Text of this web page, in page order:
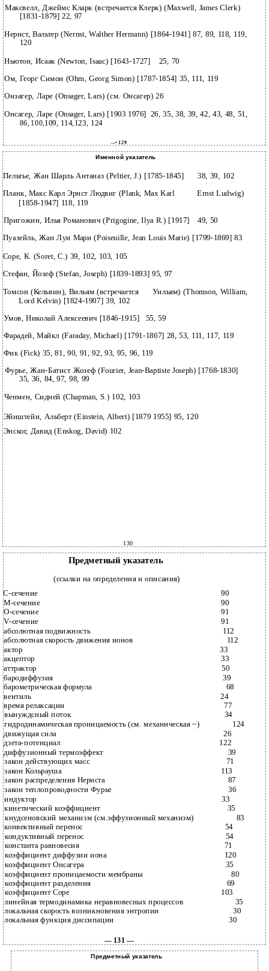
Максвелл, Джеймс Кларк (встречается Клерк) (Maxwell, James Clerk)
[1831-1879] 22, 97
Нернст, Вальтер (Nernst, Walther Hermann) [1864-1941] 87, 89, 118, 119,
120
Ньютон, Исаак (Newton, Isaac) [1643-1727] 25, 70
Ом, Георг Симон (Ohm, Georg Simon) [1787-1854] 35, 111, 119
Онзагер, Ларе (Onsager, Lars) (см. Онсагер) 26
Онсагер, Ларе (Onsager, Lars) [1903 1976] 26, 35, 38, 39, 42, 43, 48, 51,
86, 100,109, 114,123, 124
—• 129
Именной указатель
Пельтье, Жан Шарль Антаназ (Peltier, J.) [1785-1845] 38, 39, 102
Планк, Макс Карл Эрнст Людвиг (Plank, Max Karl
Ernst Ludwig)
[1858-1947] 118, 119
Пригожин, Илья Романович (Prigogine, Ilya R.) [1917] 49, 50
Пуазейль, Жан Луи Мари (Poiseuille, Jean Louis Marie) [1799-1869] 83
Cope, К. (Soret, С.) 39, 102, 103, 105
Стефан, Йозеф (Stefan, Joseph) [1839-1893] 95, 97
Томсон (Кельвин), Вильям (встречается
Уильям) (Thomson, William,
Lord Kelvin) [1824-1907] 39, 102
Умов, Николай Алексеевич [1846-1915] 55, 59
Фарадей, Майкл (Faraday, Michael) [1791-1867] 28, 53, 111, 117, 119
Фик (Fick) 35, 81, 90, 91, 92, 93, 95, 96, 119
Фурье, Жан-Батист Жозеф (Fourier, Jean-Baptiste Joseph) [1768-1830]
35, 36, 84, 97, 98, 99
Ченмен, Сидней (Chapman, S.) 102, 103
Эйнштейн, Альберт (Einstein, Albert) [1879 1955] 95, 120
Энског, Давид (Enskog, David) 102
130
Предметный указатель
(ссылки на определения и описания)
С-сечение
90
М-сечение
90
О-сечение
91
V-сечение
91
абсолютная подвижность
112
абсолютная скорость движения ионов
112
актор
33
акцептор
33
аттрактор
50
бародиффузия
39
барометрическая формула
68
вентиль
24
время релаксации
77
вынуждсный поток
34
гидродинамическая проницаемость (см. механическая ~)
124
движущая сила
26
дзета-потенциал
122
диффузионный термоэффект
39
закон действующих масс
71
закон Кольрауша
113
закон распределения Нернста
87
закон теплопроводности Фурье
36
индуктор
33
кинетический коэффициент
35
кнудсеновский механизм (см.эффузиониый механизм)
83
конвективный перенос
54
кондуктивный перенос
54
константа равновесия
71
коэффициент диффузии иона
120
коэффициент Онсагера
35
коэффициент проницаемости мембраны
80
коэффициент разделения
69
коэффициент Соре
103
линейная термодинамика неравновесных процессов
35
локальная скорость возникновения энтропии
30
локальная функция диссипации 30
— 131 —
Предметный указатель